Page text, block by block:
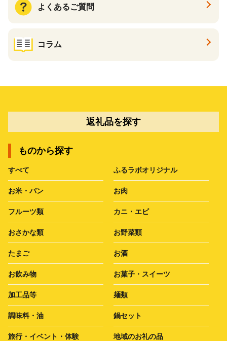
よくあるご質問
コラム
返礼品を探す
ものから探す
すべて ふるラボオリジナル
お米・パン お肉
フルーツ類 カニ・エビ
おさかな類 お野菜類
たまご お酒
お飲み物 お菓子・スイーツ
加工品等 麺類
調味料・油 鍋セット
旅行・イベント・体験 地域のお礼の品